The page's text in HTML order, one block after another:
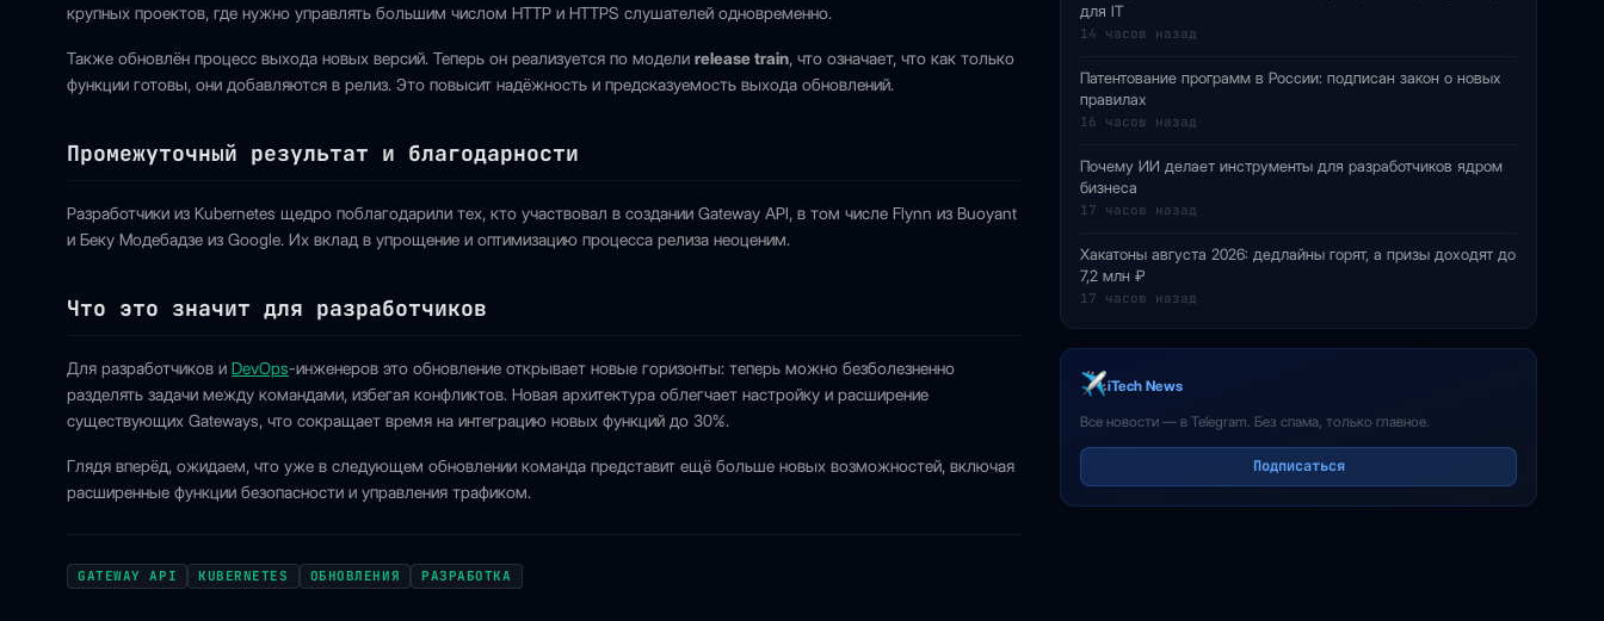
крупных проектов, где нужно управлять большим числом HTTP и HTTPS слушателей одновременно.
Также обновлён процесс выхода новых версий. Теперь он реализуется по модели release train, что означает, что как только
функции готовы, они добавляются в релиз. Это повысит надёжность и предсказуемость выхода обновлений.
Промежуточный результат и благодарности
Разработчики из Kubernetes щедро поблагодарили тех, кто участвовал в создании Gateway API, в том числе Flynn из Buoyant
и Беку Модебадзе из Google. Их вклад в упрощение и оптимизацию процесса релиза неоценим.
Что это значит для разработчиков
Для разработчиков и DevOps-инженеров это обновление открывает новые горизонты: теперь можно безболезненно
разделять задачи между командами, избегая конфликтов. Новая архитектура облегчает настройку и расширение
существующих Gateways, что сокращает время на интеграцию новых функций до 30%.
Глядя вперёд, ожидаем, что уже в следующем обновлении команда представит ещё больше новых возможностей, включая
расширенные функции безопасности и управления трафиком.
GATEWAY API KUBERNETES ОБНОВЛЕНИЯ РАЗРАБОТКА
для IT
14 часов назад
Патентование программ в России: подписан закон о новых
правилах
16 часов назад
Почему ИИ делает инструменты для разработчиков ядром
бизнеса
17 часов назад
Хакатоны августа 2026: дедлайны горят, а призы доходят до
7,2 млн ₽
17 часов назад
iTech News
Все новости — в Telegram. Без спама, только главное.
Подписаться